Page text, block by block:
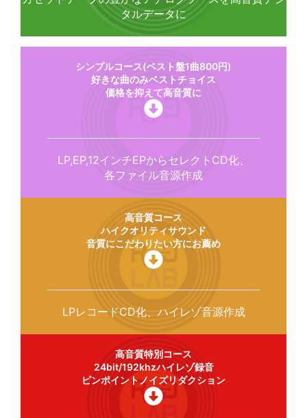
タルデータに
シンプルコース(ベスト盤1曲800円)
好きな曲のみベストチョイス
価格を抑えて高音質に
LP,EP,12インチEPからセレクトCD化、
各ファイル音源作成
高音質コース
ハイクオリティサウンド
音質にこだわりたい方にお薦め
LPレコードCD化、ハイレゾ音源作成
高音質特別コース
24bit/192khzハイレゾ録音
ピンポイントノイズリダクション